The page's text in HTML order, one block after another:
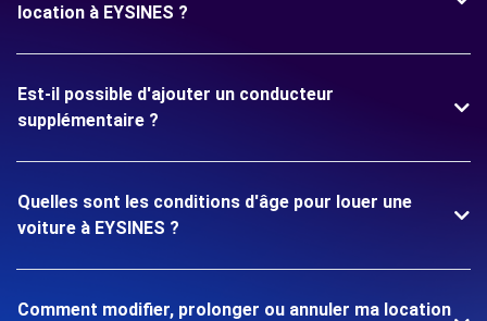
location à EYSINES ?
Est-il possible d'ajouter un conducteur
supplémentaire ?
Quelles sont les conditions d'âge pour louer une
voiture à EYSINES ?
Comment modifier, prolonger ou annuler ma location